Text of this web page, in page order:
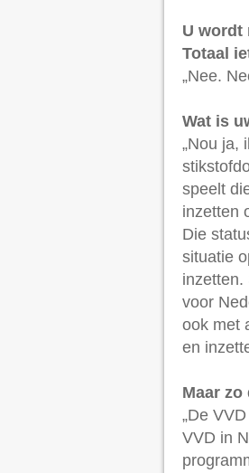
U wordt
Totaal
„Nee.
Wat is
„Nou ja,
speelt
inzetten
Die
situatie
inzetten.
voor
ook met
en
Maar zo
„De
VVD in